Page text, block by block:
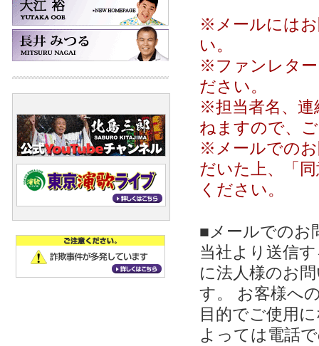
※メールにはお
い。
※ファンレター
ださい。
※担当者名、連
ねますので、
※メールでのお
だいた上、「
ください。
■メールでのお
当社より送信
に法人様のお
す。 お客様へ
目的でご使用
よっては電話